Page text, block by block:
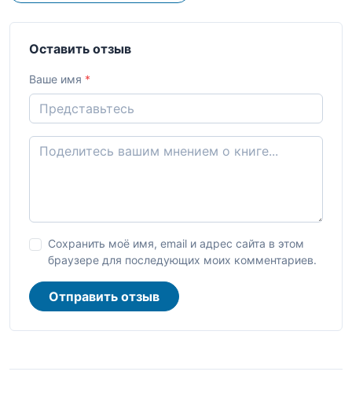
Оставить отзыв
Ваше имя *
Сохранить моё имя, email и адрес сайта в этом
браузере для последующих моих комментариев.
Отправить отзыв